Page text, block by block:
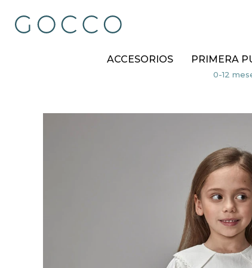
ACCESORIOS PRIMERA